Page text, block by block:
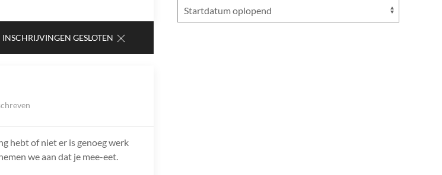
INSCHRIJVINGEN GESLOTEN
hebt of niet er is genoeg werk
we aan dat je mee-eet.